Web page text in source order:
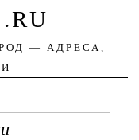
— АДРЕСА,